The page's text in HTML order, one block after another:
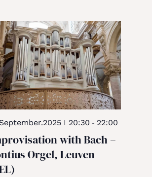
I 20:30 - 22:00
with Bach –
Orgel, Leuven